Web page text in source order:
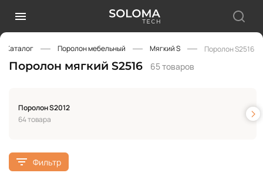
Каталог Поролон мебельный Мягкий S Поролон S2516
Поролон мягкий S2516 65 товаров
Поролон S2012
64 товара
Фильтр